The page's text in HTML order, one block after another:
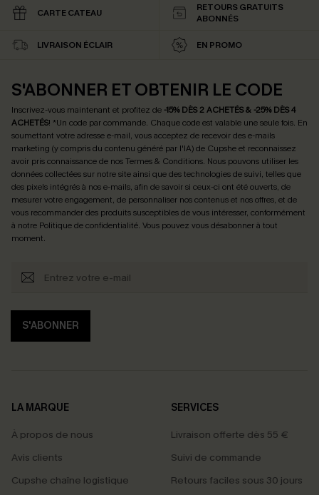
CARTE CATEAU
RETOURS GRATUITS
ABONNÉS
LIVRAISON ÉCLAIR EN PROMO
S'ABONNER ET OBTENIR LE CODE
Inscrivez-vous maintenant et profitez de -15% DÈS 2 ACHETÉS & -25% DÈS 4
ACHETÉS! *Un code par commande. Chaque code est valable une seule fois. En
soumettant votre adresse e-mail, vous acceptez de recevoir des e-mails
marketing (y compris du contenu généré par l'IA) de Cupshe et reconnaissez
avoir pris connaissance de nosTermes & Conditions. Nous pouvons utiliser les
données collectées sur notre site ainsi que des technologies de suivi, telles que
des pixels intégrés à nos e-mails, afin de savoir si ceux-ci ont été ouverts, de
mesurer votre engagement, de personnaliser nos contenus et nos offres, et de
vous recommander des produits susceptibles de vous intéresser, conformément
à notre Politique de confidentialité. Vous pouvez vous désabonner à tout
moment.
S'ABONNER
LA MARQUE
À propos de nous
Avis clients
Cupshe chaîne logistique
SERVICES
Livraison offerte dès 55 €
Suivi de commande
Retours faciles sous 30 jours